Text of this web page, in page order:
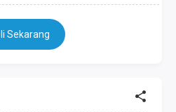
Sekarang